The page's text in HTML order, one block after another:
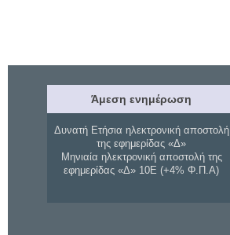
Άμεση ενημέρωση
Δυνατή Ετήσια ηλεκτρονική αποστολή
της εφημερίδας «Δ»
Μηνιαία ηλεκτρονική αποστολή της
εφημερίδας «Δ» 10Ε (+4% Φ.Π.Α)